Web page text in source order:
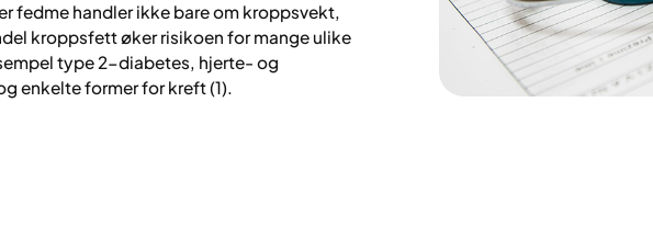
fedme handler ikke bare om kroppsvekt,
kroppsfett øker risikoen for mange ulike
type 2-diabetes, hjerte- og
enkelte former for kreft (1).